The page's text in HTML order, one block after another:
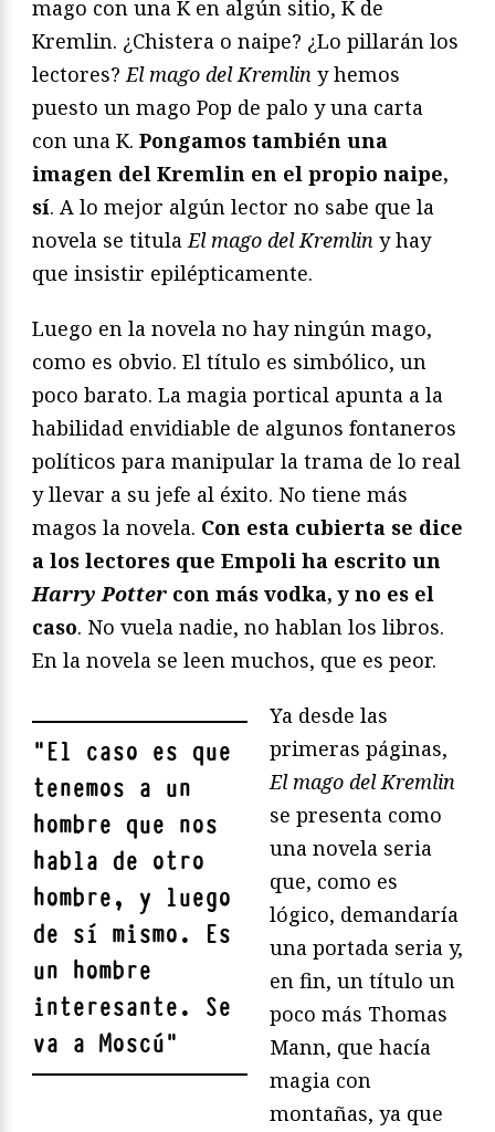
mago con una K en algún sitio, K de
Kremlin. ¿Chistera o naipe? ¿Lo pillarán los
lectores?El mago del Kremlin y hemos
puesto un mago Pop de palo y una carta
con una K. Pongamos también una
imagen del Kremlin en el propio naipe,
sí. A lo mejor algún lector no sabe que la
novela se titulaEl mago del Kremlin y hay
que insistir epilépticamente.
Luego en la novela no hay ningún mago,
como es obvio. El título es simbólico, un
poco barato. La magia portical apunta a la
habilidad envidiable de algunos fontaneros
políticos para manipular la trama de lo real
y llevar a su jefe al éxito. No tiene más
magos la novela. Con esta cubierta se dice
a los lectores que Empoli ha escrito un
Harry Potter con más vodka, y no es el
caso. No vuela nadie, no hablan los libros.
En la novela se leen muchos, que es peor.
"El caso es que
tenemos a un
hombre que nos
habla de otro
hombre, y luego
de sí mismo. Es
un hombre
interesante. Se
va a Moscú"
Ya desde las
primeras páginas,
El mago del Kremlin
se presenta como
una novela seria
que, como es
lógico, demandaría
una portada seria y,
en fin, un título un
poco más Thomas
Mann, que hacía
magia con
montañas, ya que